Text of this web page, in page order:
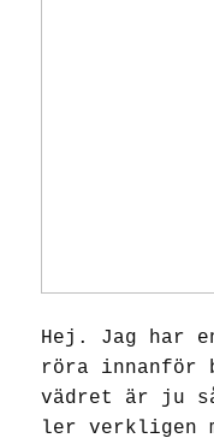
Hej. Jag har
röra innanför
vädret är ju
ler verkligen